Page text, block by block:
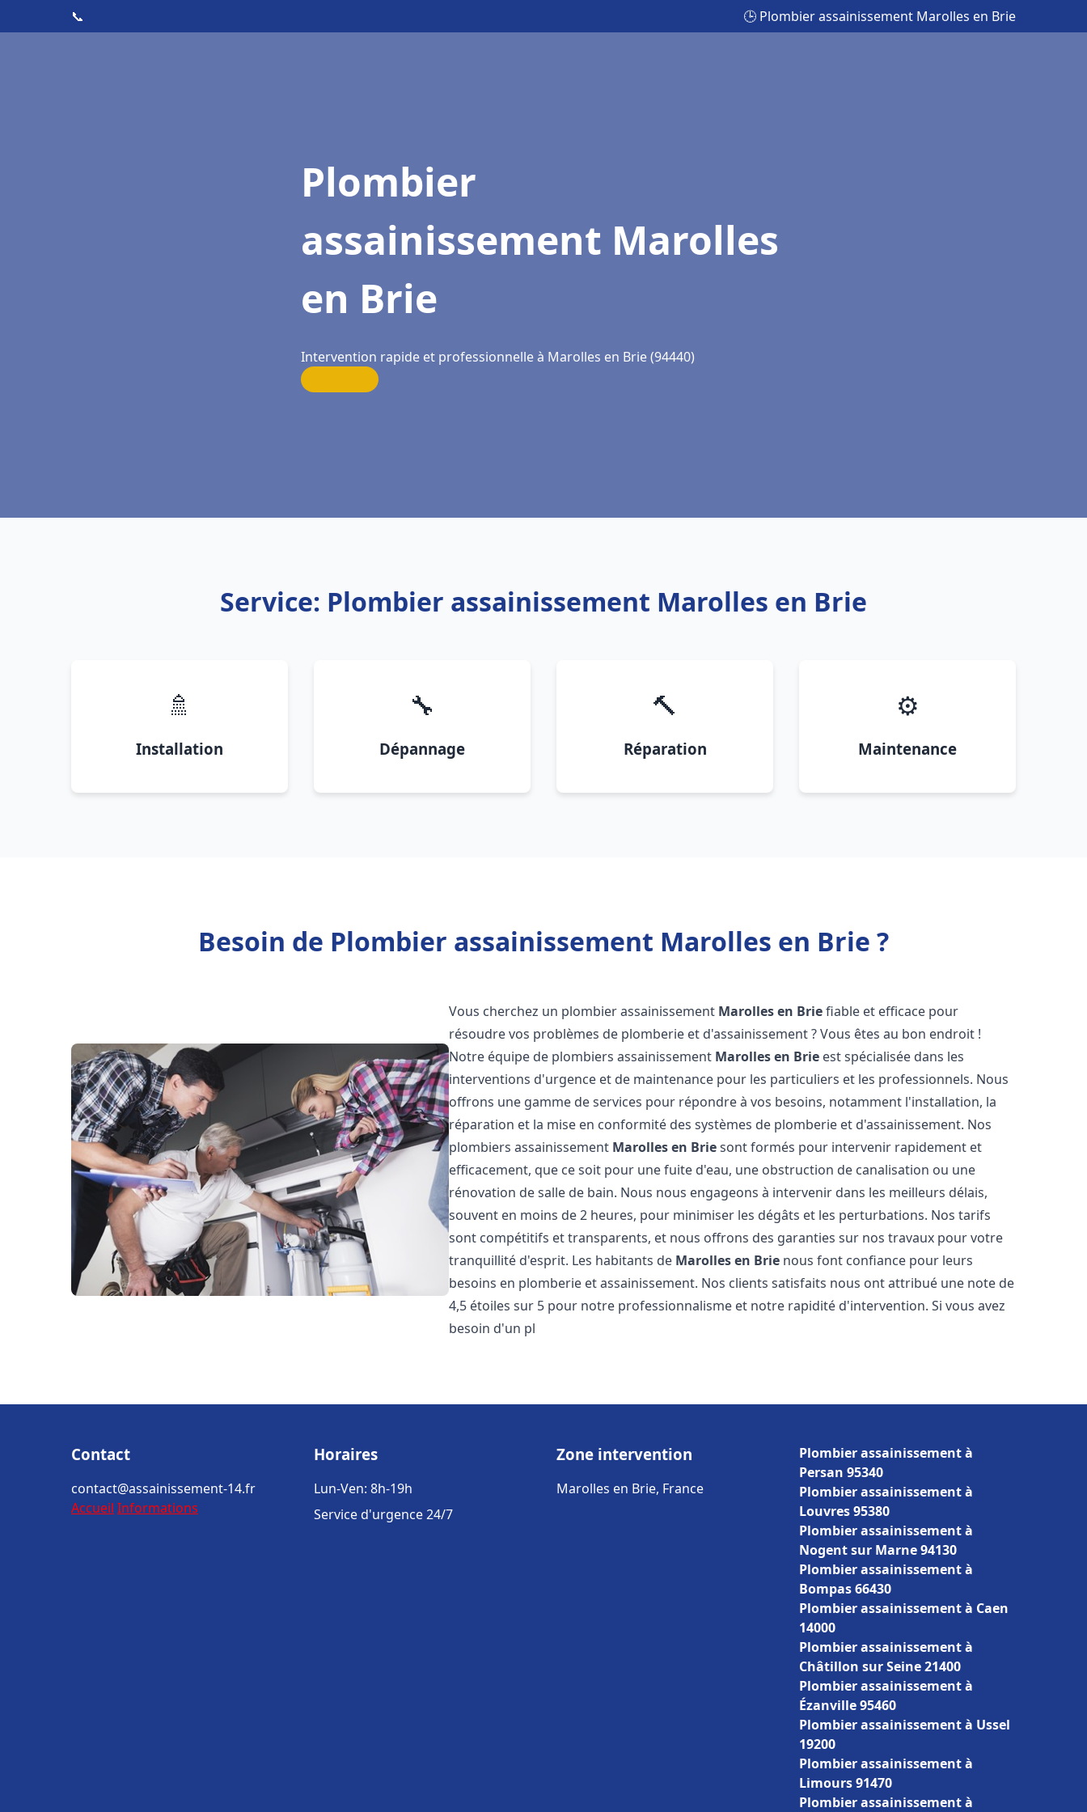
📞 🕒 Plombier assainissement Marolles en Brie
Plombier
assainissement Marolles
en Brie
Intervention rapide et professionnelle à Marolles en Brie (94440)
Service: Plombier assainissement Marolles en Brie
🚿
Installation
🔧
Dépannage
🔨
Réparation
⚙️
Maintenance
Besoin de Plombier assainissement Marolles en Brie ?
Vous cherchez un plombier assainissement Marolles en Briefiable et efficace pour
résoudre vos problèmes de plomberie et d'assainissement ? Vous êtes au bon endroit !
Notre équipe de plombiers assainissement Marolles en Brie est spécialisée dans les
interventions d'urgence et de maintenance pour les particuliers et les professionnels. Nous
offrons une gamme de services pour répondre à vos besoins, notamment l'installation, la
réparation et la mise en conformité des systèmes de plomberie et d'assainissement. Nos
plombiers assainissement Marolles en Briesont formés pour intervenir rapidement et
efficacement, que ce soit pour une fuite d'eau, une obstruction de canalisation ou une
rénovation de salle de bain. Nous nous engageons à intervenir dans les meilleurs délais,
souvent en moins de 2 heures, pour minimiser les dégâts et les perturbations. Nos tarifs
sont compétitifs et transparents, et nous offrons des garanties sur nos travaux pour votre
tranquillité d'esprit. Les habitants de Marolles en Brie nous font confiance pour leurs
besoins en plomberie et assainissement. Nos clients satisfaits nous ont attribué une note de
4,5 étoiles sur 5 pour notre professionnalisme et notre rapidité d'intervention. Si vous avez
besoin d'un pl
Contact
contact@assainissement-14.fr
Accueil Informations
Horaires
Lun-Ven: 8h-19h
Service d'urgence 24/7
Zone intervention
Marolles en Brie, France
Plombier assainissement à
Persan 95340
Plombier assainissement à
Louvres 95380
Plombier assainissement à
Nogent sur Marne 94130
Plombier assainissement à
Bompas 66430
Plombier assainissement à Caen
14000
Plombier assainissement à
Châtillon sur Seine 21400
Plombier assainissement à
Ézanville 95460
Plombier assainissement à Ussel
19200
Plombier assainissement à
Limours 91470
Plombier assainissement à